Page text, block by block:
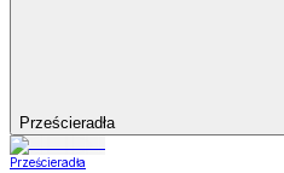
Prześcieradła
Prześcieradła